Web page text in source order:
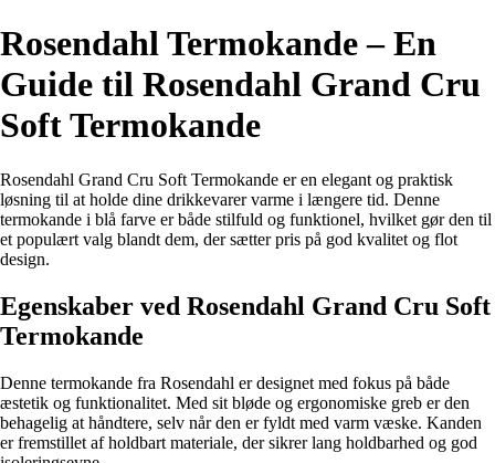
Rosendahl Termokande – En
Guide til Rosendahl Grand Cru
Soft Termokande
Rosendahl Grand Cru Soft Termokande er en elegant og praktisk
løsning til at holde dine drikkevarer varme i længere tid. Denne
termokande i blå farve er både stilfuld og funktionel, hvilket gør den til
et populært valg blandt dem, der sætter pris på god kvalitet og flot
design.
Egenskaber ved Rosendahl Grand Cru Soft
Termokande
Denne termokande fra Rosendahl er designet med fokus på både
æstetik og funktionalitet. Med sit bløde og ergonomiske greb er den
behagelig at håndtere, selv når den er fyldt med varm væske. Kanden
er fremstillet af holdbart materiale, der sikrer lang holdbarhed og god